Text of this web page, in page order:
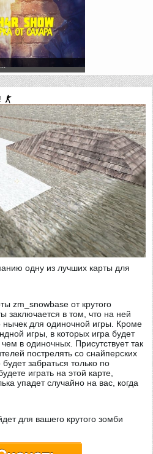
одну из лучших карты для
zm_snowbase от крутого
заключается в том, что на ней
нычек для одиночной игры. Кроме
игры, в которых игра будет
в одиночных. Присутствует так
пострелять со снайперских
забраться только по
играть на этой карте,
упадет случайно на вас, когда
для вашего крутого зомби